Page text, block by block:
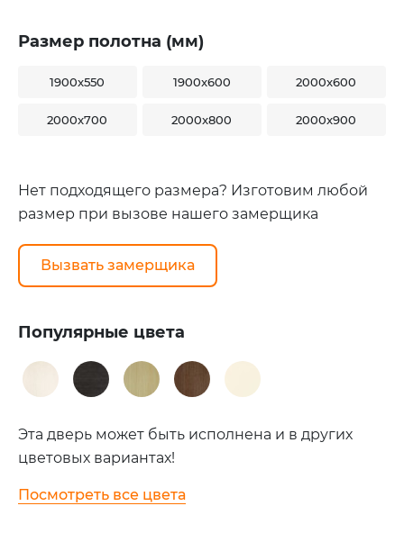
Размер полотна (мм)
1900x550 1900x600 2000x600
2000x700 2000x800 2000x900
Нет подходящего размера? Изготовим любой
размер при вызове нашего замерщика
Вызвать замерщика
Популярные цвета
Эта дверь может быть исполнена и в других
цветовых вариантах!
Посмотреть все цвета